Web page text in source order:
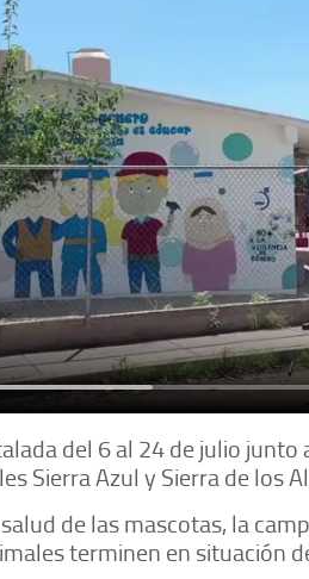
del 6 al 24 de julio junto
Sierra Azul y Sierra de los
de las mascotas, la
terminen en situación